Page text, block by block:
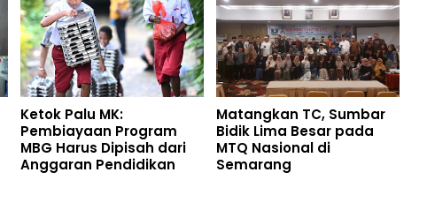
Ketok Palu MK:
Pembiayaan Program
MBG Harus Dipisah dari
Anggaran Pendidikan
Matangkan TC, Sumbar
Bidik Lima Besar pada
MTQ Nasional di
Semarang